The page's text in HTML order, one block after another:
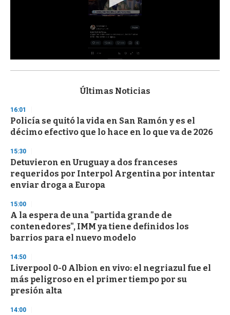
s
d
s
o
f
3
s
e
c
o
d
s
Últimas Noticias
16:01
Policía se quitó la vida en San Ramón y es el
décimo efectivo que lo hace en lo que va de 2026
15:30
Detuvieron en Uruguay a dos franceses
requeridos por Interpol Argentina por intentar
enviar droga a Europa
15:00
A la espera de una "partida grande de
contenedores", IMM ya tiene definidos los
barrios para el nuevo modelo
14:50
Liverpool 0-0 Albion en vivo: el negriazul fue el
más peligroso en el primer tiempo por su
presión alta
14:00